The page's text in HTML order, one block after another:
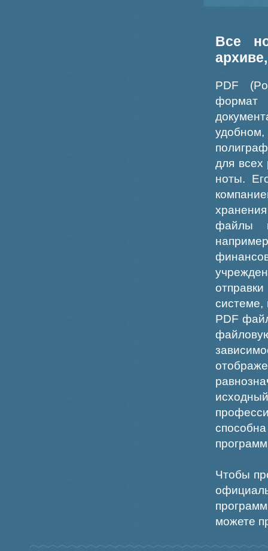
Все
PDF
формат
для всех
ноты.
файлы
системе,
PDF
Чтобы
можете